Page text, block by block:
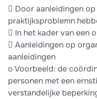
 Door aanleidingen
praktijksproblemn
 In het kader van een
 Aanleidingen op
aanleidingen
o Voorbeeld: de
personen met een
verstandelijke